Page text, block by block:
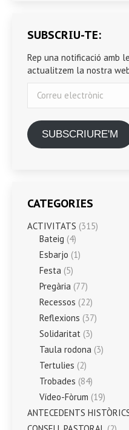
SUBSCRIU-TE:
Rep una notificació amb
actualitzem la nostra
electrònic
SUBSCRIURE'M
CATEGORIES
ACTIVITATS (315)
Bateig (4)
Esbarjo (1)
Festa (5)
Pregària (77)
Recessos (22)
Reflexions (37)
Solidaritat (3)
Taula rodona (3)
Tertulies (2)
Trobades (84)
Vídeo-Fòrum (19)
ANTECEDENTS